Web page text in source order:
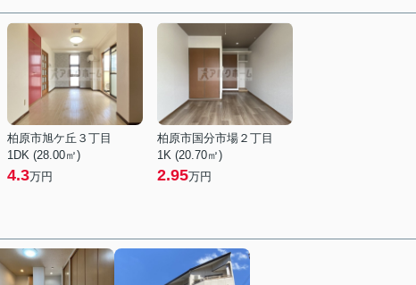
柏原市旭ケ丘３丁目
1DK (28.00㎡)
4.3万円
柏原市国分市場２丁目
1K (20.70㎡)
2.95万円